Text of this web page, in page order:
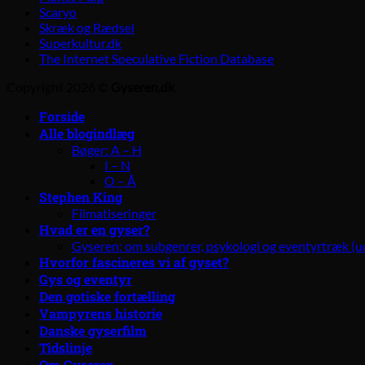
Scaryo
Skræk og Rædsel
Superkultur.dk
The Internet Speculative Fiction Database
Forside
Alle blogindlæg
Bøger: A – H
I – N
O – Å
Stephen King
Filmatiseringer
Hvad er en gyser?
Gyseren: om subgenrer, psykologi og eventyrtræk
Hvorfor fascineres vi af gyset?
Gys og eventyr
Den gotiske fortælling
Vampyrens historie
Danske gyserfilm
Tidslinje